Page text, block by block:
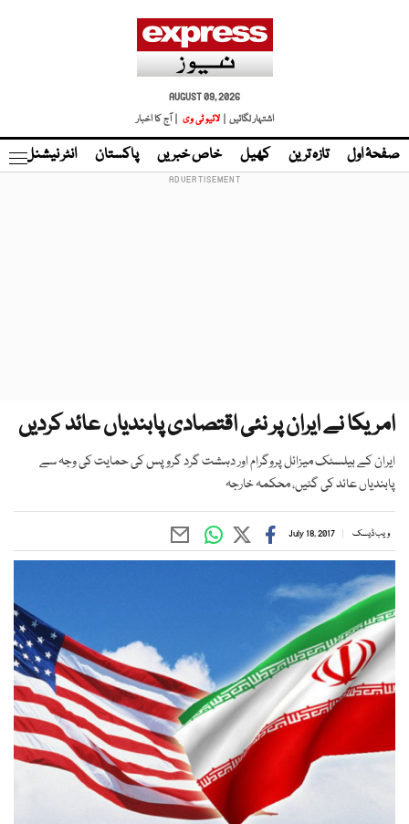
AUGUST 09, 2026
اشتہار لگائیں |
لائیو ٹی وی | آج کا اخبار
صفحۂ اول تازہ ترین کھیل خاص خبریں پاکستان انٹر نیشنل
امریکا نے ایران پر نئی اقتصادی پابندیاں عائد کردیں
ایران کے بیلسٹک میزائل پروگرام اور دہشت گرد گروپس کی حمایت کی وجہ سے
پابندیاں عائد کی گئیں، محکمہ خارجہ
ویب ڈیسک July 18, 2017